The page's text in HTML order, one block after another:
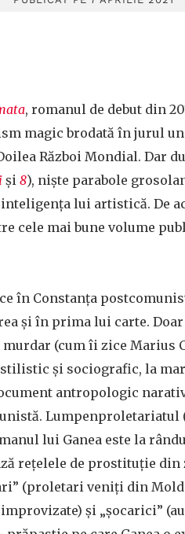
, romanul de debut din
magic brodată în jurul
Război Mondial. Dar
și 8), niște parabole
lui artistică. De
cele mai bune volume
în Constanța
și în prima lui carte.
(cum îi zice Marius
și sociografic, la
antropologic
Lumpenproletariatul
lui Ganea este la
rețelele de prostituție din
(proletari veniți din
și „șocarici”